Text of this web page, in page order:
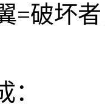
=破坏